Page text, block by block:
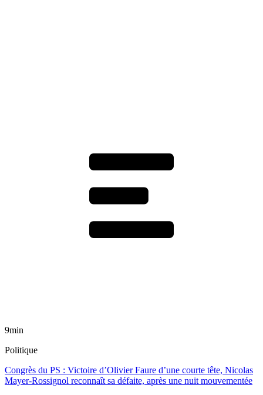
9min
Politique
Congrès du PS : Victoire d’Olivier Faure d’une courte tête, Nicolas
Mayer-Rossignol reconnaît sa défaite, après une nuit mouvementée